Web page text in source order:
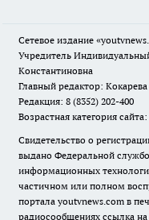
Сетевое издание
Учредитель
Константиновна
Главный редактор:
Редакция: 8 (8352) 202-400
Возрастная категория сайта:
Свидетельство о
выдано Федеральной
информационных
частичном или полном
портала youtvnews.com в
радиосообщениях ссылка